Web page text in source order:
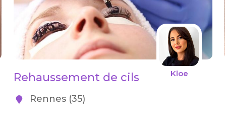
Kloe
Rehaussement de cils
Rennes (35)